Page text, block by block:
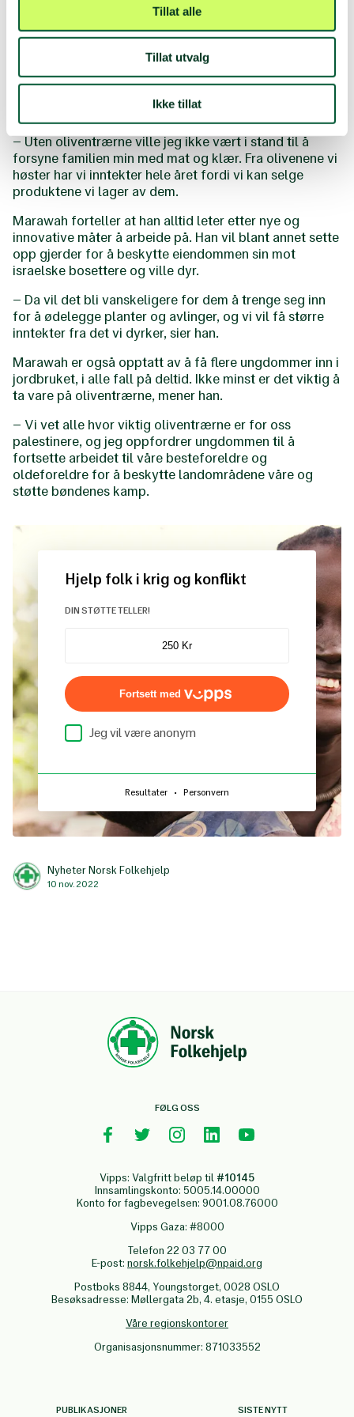
Tillat alle
Tillat utvalg
Ikke tillat
Marawah forteller at selv om han har en rekke ulike
viktigste og sikreste inntektskilde. I olivensesongen i
oktober er hele familien beskjeftiget med å plukke
oliven, som blir konservert og foredlet til olivenolje og
– Uten oliventrærne ville jeg ikke vært i stand til å
forsyne familien min med mat og klær. Fra olivenene vi
høster har vi inntekter hele året fordi vi kan selge
produktene vi lager av dem.
Marawah forteller at han alltid leter etter nye og
innovative måter å arbeide på. Han vil blant annet sette
opp gjerder for å beskytte eiendommen sin mot
israelske bosettere og ville dyr.
– Da vil det bli vanskeligere for dem å trenge seg inn
for å ødelegge planter og avlinger, og vi vil få større
inntekter fra det vi dyrker, sier han.
Marawah er også opptatt av å få flere ungdommer inn i
jordbruket, i alle fall på deltid. Ikke minst er det viktig å
ta vare på oliventrærne, mener han.
– Vi vet alle hvor viktig oliventrærne er for oss
palestinere, og jeg oppfordrer ungdommen til å
fortsette arbeidet til våre besteforeldre og
oldeforeldre for å beskytte landområdene våre og
støtte bøndenes kamp.
Hjelp folk i krig og konflikt
DIN STØTTE TELLER!
Fortsett med
Jeg vil være anonym
Resultater · Personvern
Nyheter Norsk Folkehjelp
10 nov. 2022
FØLG OSS
Vipps: Valgfritt beløp til #10145
Innsamlingskonto: 5005.14.00000
Konto for fagbevegelsen: 9001.08.76000
Vipps Gaza: #8000
Telefon 22 03 77 00
E-post: norsk.folkehjelp@npaid.org
Postboks 8844, Youngstorget, 0028 OSLO
Besøksadresse: Møllergata 2b, 4. etasje, 0155 OSLO
Våre regionskontorer
Organisasjonsnummer: 871033552
PUBLIKASJONER SISTE NYTT